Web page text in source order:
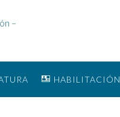
HABILITACIÓN